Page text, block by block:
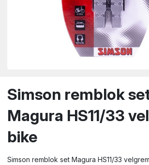
Simson remblok
Magura HS11/33
bike
Simson remblok set Magura HS11/33